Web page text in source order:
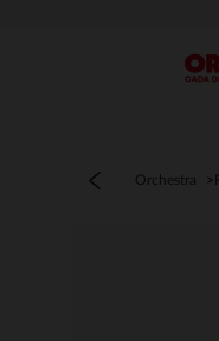
Menú
Orchestra